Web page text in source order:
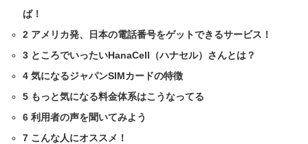
ば！
2 アメリカ発、日本の電話番号をゲットできるサービス！
3 ところでいったいHanaCell（ハナセル）さんとは？
4 気になるジャパンSIMカードの特徴
5 もっと気になる料金体系はこうなってる
6 利用者の声を聞いてみよう
7 こんな人にオススメ！